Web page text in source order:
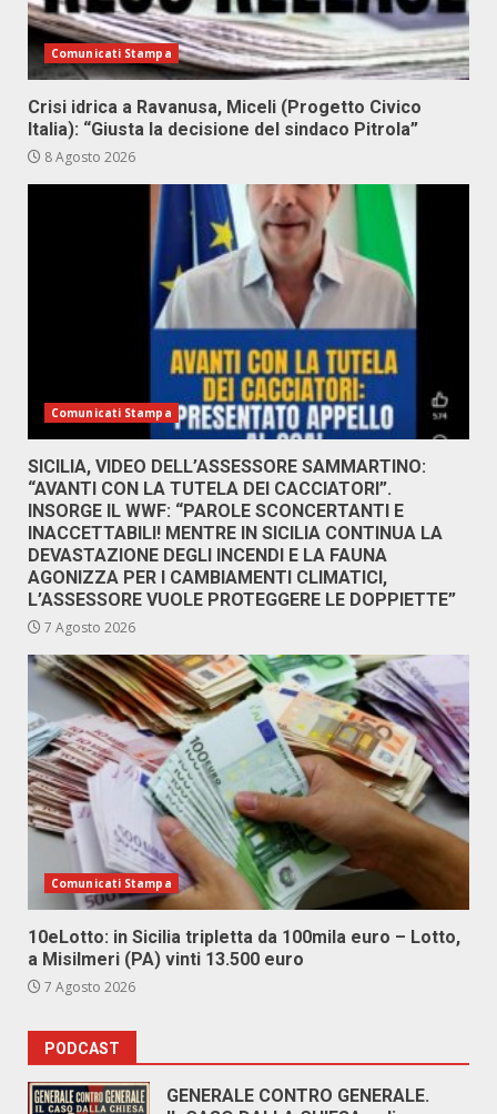
Comunicati Stampa
Crisi idrica a Ravanusa, Miceli (Progetto Civico
Italia): “Giusta la decisione del sindaco Pitrola”
8 Agosto 2026
Comunicati Stampa
SICILIA, VIDEO DELL’ASSESSORE SAMMARTINO:
“AVANTI CON LA TUTELA DEI CACCIATORI”.
INSORGE IL WWF: “PAROLE SCONCERTANTI E
INACCETTABILI! MENTRE IN SICILIA CONTINUA LA
DEVASTAZIONE DEGLI INCENDI E LA FAUNA
AGONIZZA PER I CAMBIAMENTI CLIMATICI,
L’ASSESSORE VUOLE PROTEGGERE LE DOPPIETTE”
7 Agosto 2026
Comunicati Stampa
10eLotto: in Sicilia tripletta da 100mila euro – Lotto,
a Misilmeri (PA) vinti 13.500 euro
7 Agosto 2026
PODCAST
GENERALE CONTRO GENERALE.